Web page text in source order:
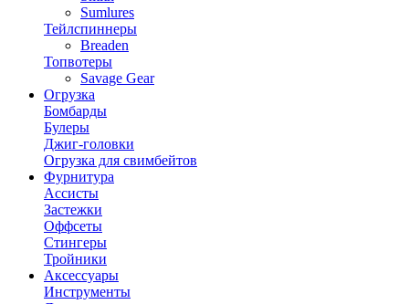
Sumlures
Тейлспиннеры
Breaden
Топвотеры
Savage Gear
Огрузка
Бомбарды
Булеры
Джиг-головки
Огрузка для свимбейтов
Фурнитура
Ассисты
Застежки
Оффсеты
Стингеры
Тройники
Аксессуары
Инструменты